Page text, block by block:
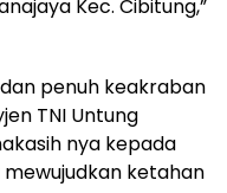
Kec. Cibitung,”
penuh keakraban
TNI Untung
nya kepada
ketahan